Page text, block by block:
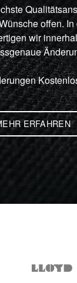
offen.
wir
ERFAHREN